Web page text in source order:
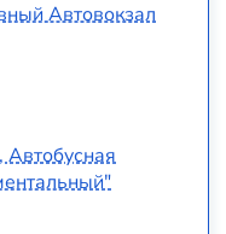
Автовокзал
Автобусная